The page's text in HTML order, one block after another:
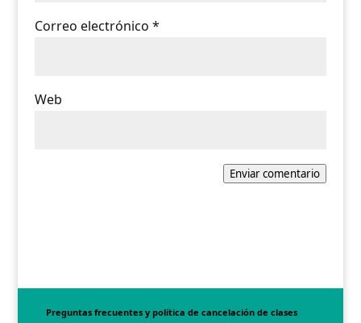
Correo electrónico *
Web
Enviar comentario
Preguntas frecuentes y política de cancelación de clases